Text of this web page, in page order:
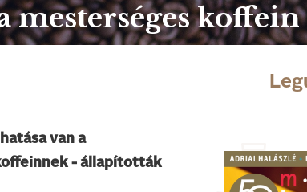
mesterséges koffein
van a
- állapították